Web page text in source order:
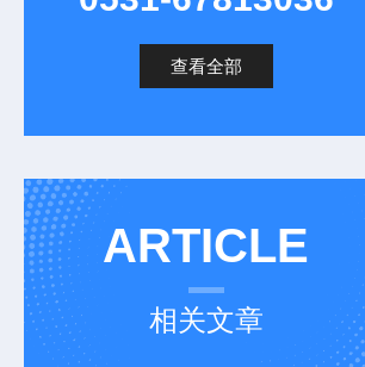
查看全部
ARTICLE
相关文章